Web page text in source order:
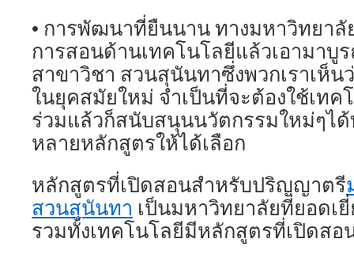
• การพัฒนาที่ยืนนาน ทางมหาวิทยาลั
การสอนด้านเทคโนโลยีแล้วเอามาบู
สาขาวิชา สวนสุนันทาซึ่งพวกเราเห็น
ในยุคสมัยใหม่ จำเป็นที่จะต้องใช้เทค
ร่วมแล้วก็สนับสนุนนวัตกรรมใหม่ๆไ
หลายหลักสูตรให้ได้เลือก
หลักสูตรที่เปิดสอนสำหรับปริญญาตรี
สวนสุนันทา เป็นมหาวิทยาลัยที่ยอดเ
รวมทั้งเทคโนโลยีมีหลักสูตรที่เปิดส